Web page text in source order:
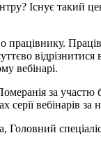
Існує такий
працівнику.
вебінарі.
за участю
серії